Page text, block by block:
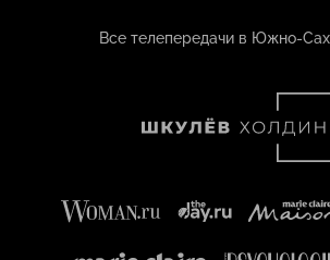
Все телепередачи в Южно-